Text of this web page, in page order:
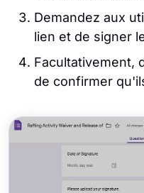
Demandez aux
lien et de signer
Facultativement,
de confirmer